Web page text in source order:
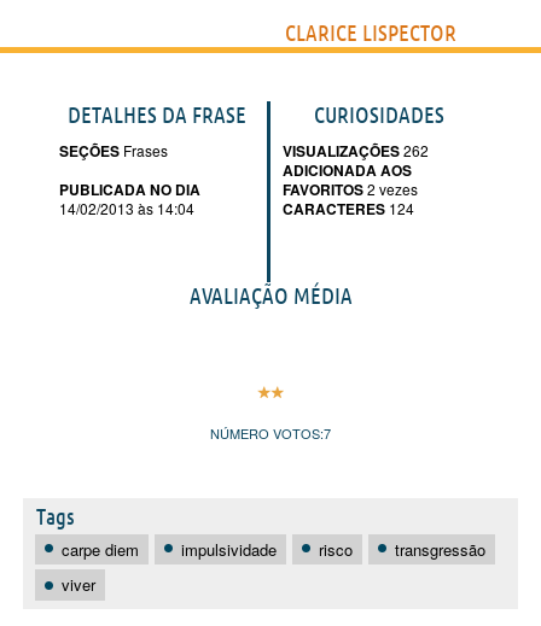
CLARICE LISPECTOR
DETALHES DA FRASE
SEÇÕES Frases
PUBLICADA NO DIA
14/02/2013 às 14:04
CURIOSIDADES
VISUALIZAÇÕES262
ADICIONADA AOS
FAVORITOS2 vezes
CARACTERES 124
AVALIAÇÃO MÉDIA
NÚMERO VOTOS:7
Tags
carpe diem impulsividade risco
transgressão
viver